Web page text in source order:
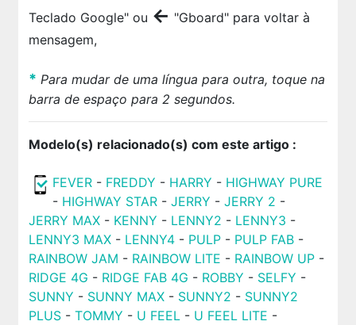
Teclado Google" ou ← "Gboard" para voltar à
mensagem,
* Para mudar de uma língua para outra, toque na
barra de espaço para 2 segundos.
Modelo(s) relacionado(s) com este artigo :
FEVER - FREDDY - HARRY - HIGHWAY PURE
- HIGHWAY STAR - JERRY - JERRY 2 -
JERRY MAX- KENNY - LENNY2 - LENNY3 -
LENNY3 MAX- LENNY4- PULP - PULP FAB-
RAINBOW JAM - RAINBOW LITE - RAINBOW UP-
RIDGE 4G - RIDGE FAB 4G - ROBBY - SELFY -
SUNNY - SUNNY MAX- SUNNY2 - SUNNY2
PLUS- TOMMY - U FEEL- U FEEL LITE -